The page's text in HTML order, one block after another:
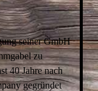
seiner GmbH
zu
40 Jahre nach
gegründet